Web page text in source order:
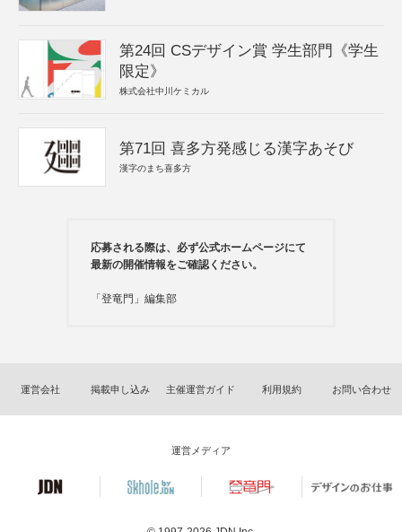
第24回 CSデザイン賞 学生部門《学生
限定》
株式会社中川ケミカル
第71回 喜多方発感じる漢字あそび
漢字のまち喜多方
応募される際は、必ず公式ホームページにて
最新の開催情報をご確認ください。
「登竜門」編集部
運営会社 掲載申し込み 主催運営ガイド 利用規約 お問い合わせ
運営メディア